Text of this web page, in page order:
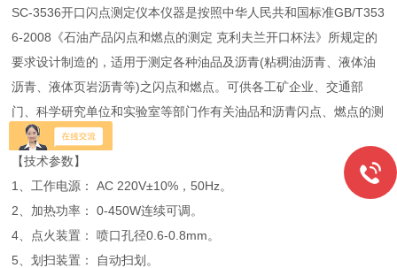
SC-3536开口闪点测定仪本仪器是按照中华人民共和国标准GB/T353
6-2008《石油产品闪点和燃点的测定 克利夫兰开口杯法》所规定的
要求设计制造的，适用于测定各种油品及沥青(粘稠油沥青、液体油
沥青、液体页岩沥青等)之闪点和燃点。可供各工矿企业、交通部
门、科学研究单位和实验室等部门作有关油品和沥青闪点、燃点的测
定和试验研究。
【技术参数】
1、工作电源： AC 220V±10%，50Hz。
2、加热功率： 0-450W连续可调。
4、点火装置： 喷口孔径0.6-0.8mm。
5、划扫装置： 自动扫划。